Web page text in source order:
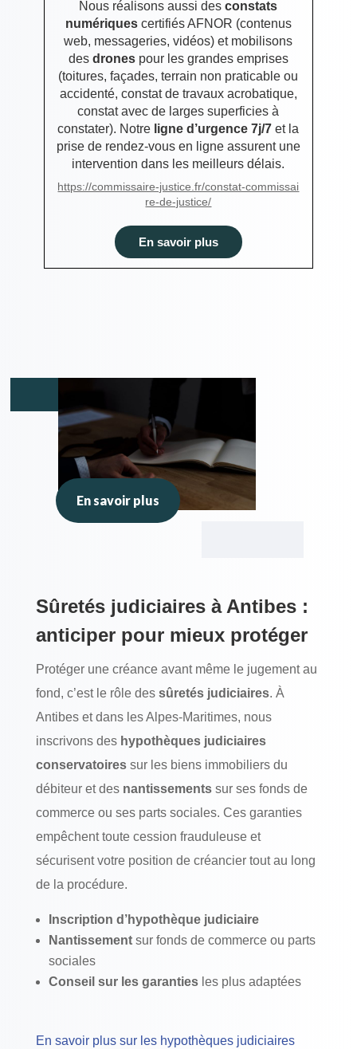
Nous réalisons aussi desconstats
numériquescertifiés AFNOR (contenus
web, messageries, vidéos) et mobilisons
des dronespour les grandes emprises
(toitures, façades, terrain non praticable ou
accidenté, constat de travaux acrobatique,
constat avec de larges superficies à
constater). Notre ligne d’urgence 7j/7 et la
prise de rendez-vous en ligne assurent une
intervention dans les meilleurs délais.
https://commissaire-justice.fr/constat-commissai
re-de-justice/
En savoir plus
En savoir plus
Sûretés judiciaires à Antibes :
anticiper pour mieux protéger
Protéger une créance avant même le jugement au
fond, c’est le rôle des sûretés judiciaires. À
Antibes et dans les Alpes-Maritimes, nous
inscrivons des hypothèques judiciaires
conservatoiressur les biens immobiliers du
débiteur et des nantissementssur ses fonds de
commerce ou ses parts sociales. Ces garanties
empêchent toute cession frauduleuse et
sécurisent votre position de créancier tout au long
de la procédure.
Inscription d’hypothèque judiciaire
Nantissementsur fonds de commerce ou parts
sociales
Conseil sur les garantiesles plus adaptées
En savoir plus sur les hypothèques judiciaires